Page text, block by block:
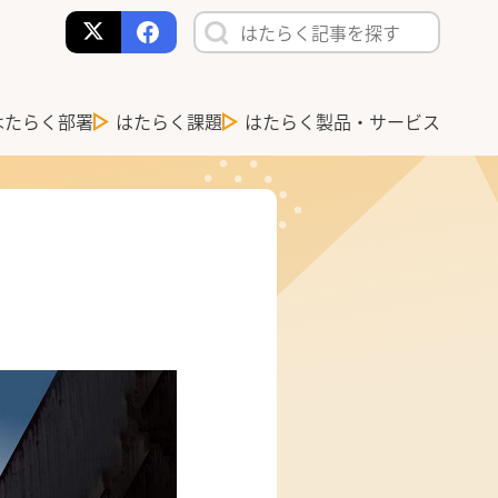
らく部署 はたらく課題 はたらく製品・サービス